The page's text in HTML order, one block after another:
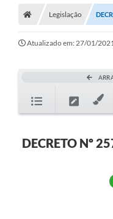
Legislação
Atualizado em: 27/01/
DECRETO Nº